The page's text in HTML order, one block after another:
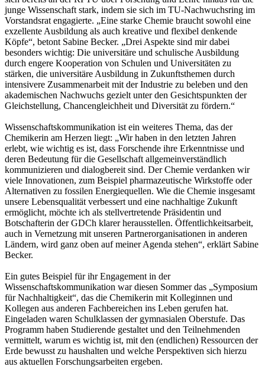
junge Wissenschaft stark, indem sie sich im TU-Nachwuchsring im
Vorstandsrat engagierte. „Eine starke Chemie braucht sowohl eine
exzellente Ausbildung als auch kreative und flexibel denkende
Köpfe“, betont Sabine Becker. „Drei Aspekte sind mir dabei
besonders wichtig: Die universitäre und schulische Ausbildung
durch engere Kooperation von Schulen und Universitäten zu
stärken, die universitäre Ausbildung in Zukunftsthemen durch
intensivere Zusammenarbeit mit der Industrie zu beleben und den
akademischen Nachwuchs gezielt unter den Gesichtspunkten der
Gleichstellung, Chancengleichheit und Diversität zu fördern.“
Wissenschaftskommunikation ist ein weiteres Thema, das der
Chemikerin am Herzen liegt: „Wir haben in den letzten Jahren
erlebt, wie wichtig es ist, dass Forschende ihre Erkenntnisse und
deren Bedeutung für die Gesellschaft allgemeinverständlich
kommunizieren und dialogbereit sind. Der Chemie verdanken wir
viele Innovationen, zum Beispiel pharmazeutische Wirkstoffe oder
Alternativen zu fossilen Energiequellen. Wie die Chemie insgesamt
unsere Lebensqualität verbessert und eine nachhaltige Zukunft
ermöglicht, möchte ich als stellvertretende Präsidentin und
Botschafterin der GDCh klarer herausstellen. Öffentlichkeitsarbeit,
auch in Vernetzung mit unseren Partnerorganisationen in anderen
Ländern, wird ganz oben auf meiner Agenda stehen“, erklärt Sabine
Becker.
Ein gutes Beispiel für ihr Engagement in der
Wissenschaftskommunikation war diesen Sommer das „Symposium
für Nachhaltigkeit“, das die Chemikerin mit Kolleginnen und
Kollegen aus anderen Fachbereichen ins Leben gerufen hat.
Eingeladen waren Schulklassen der gymnasialen Oberstufe. Das
Programm haben Studierende gestaltet und den Teilnehmenden
vermittelt, warum es wichtig ist, mit den (endlichen) Ressourcen der
Erde bewusst zu haushalten und welche Perspektiven sich hierzu
aus aktuellen Forschungsarbeiten ergeben.